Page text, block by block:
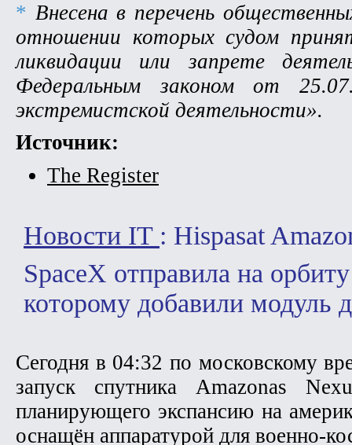
* Внесена в перечень
отношении которых судом
ликвидации или запрете
Федеральным законом от
экстремистской деятельности».
Источник:
The Register
Новости IT : Hispasat
SpaceX отправила на
которому добавили
Сегодня в 04:32 по московскому
запуск спутника Amazonas
планирующего экспансию на
оснащён аппаратурой для военно-